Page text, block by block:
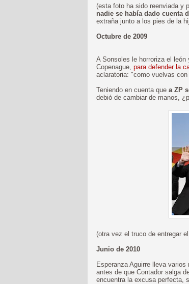
(esta foto ha sido reenviada y
nadie se había dado cuenta
extraña junto a los pies de la
Octubre de 2009
A Sonsoles le horroriza el
Copenague, para defender la
aclaratoria: "como vuelvas
Teniendo en cuenta que a ZP
debió de cambiar de manos,
(otra vez el truco de entregar
Junio de 2010
Esperanza Aguirre lleva
antes de que Contador salga
encuentra la excusa perfecta,